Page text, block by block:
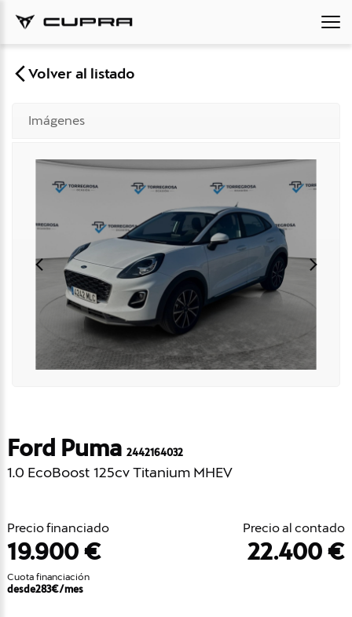
Volver al listado
Imágenes
Ford Puma 2442164032
1.0 EcoBoost 125cv Titanium MHEV
Precio financiado
19.900 €
Cuota financiación
desde283€/mes
Precio al contado
22.400 €